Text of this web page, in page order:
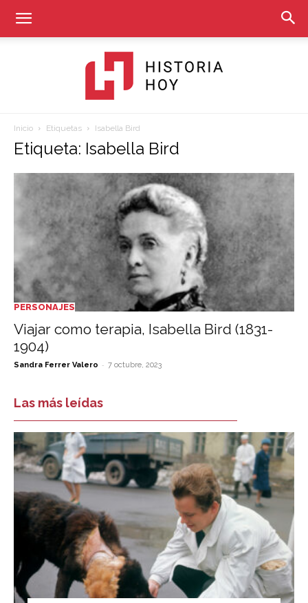
Hoy
Inicio Etiquetas Isabella Bird
Etiqueta: Isabella Bird
PERSONAJES
Viajar como terapia, Isabella Bird (1831-
1904)
Sandra Ferrer Valero - 7 octubre, 2023
Las más leídas